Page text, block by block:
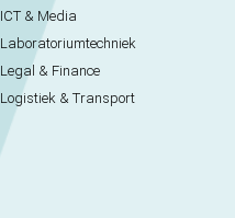
ICT & Media
Laboratoriumtechniek
Legal & Finance
Logistiek & Transport